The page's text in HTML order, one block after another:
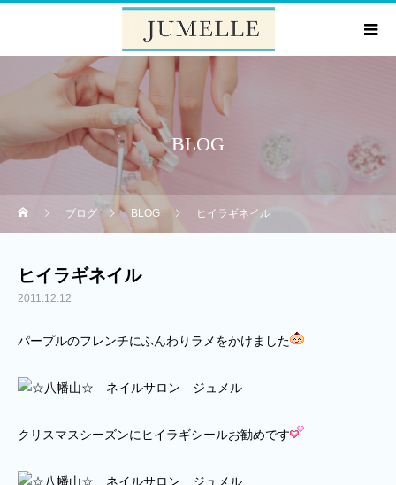
BLOG
ブログ BLOG ヒイラギネイル
ヒイラギネイル
2011.12.12
パープルのフレンチにふんわりラメをかけました
クリスマスシーズンにヒイラギシールお勧めです